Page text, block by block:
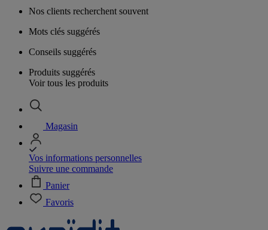
Nos clients recherchent souvent
Mots clés suggérés
Conseils suggérés
Produits suggérés
Voir tous les produits
Magasin
Vos informations personnelles
Suivre une commande
Panier
Favoris